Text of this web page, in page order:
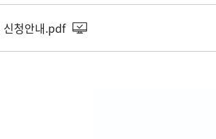
청안내.pdf